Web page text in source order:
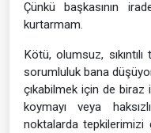
Çünkü başkasının
kurtarmam.
Kötü, olumsuz,
sorumluluk bana
çıkabilmek için de
koymayı veya
noktalarda